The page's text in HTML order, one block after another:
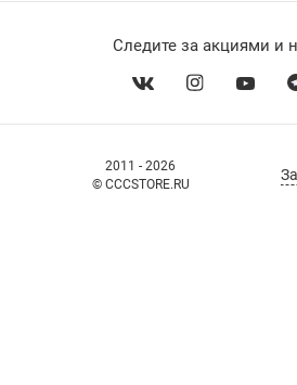
2011 - 2026
© CCCSTORE.RU
Следите за акциями и